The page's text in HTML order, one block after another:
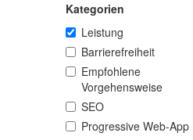
Kategorien
Leistung
Barrierefreiheit
Empfohlene
Vorgehensweise
SEO
Progressive Web-App